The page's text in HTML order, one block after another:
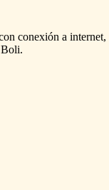
conexión a internet,
Boli.